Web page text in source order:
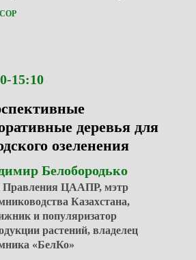
15:10
деревья для
озеленения
Белобородько
Правления ЦААПР, мэтр
Казахстана,
и популяризатор
растений, владелец
«БелКо»